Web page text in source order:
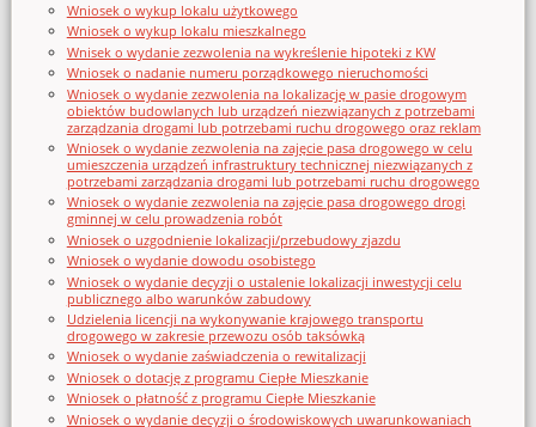
Wniosek o wykup lokalu użytkowego
Wniosek o wykup lokalu mieszkalnego
Wnisek o wydanie zezwolenia na wykreślenie hipoteki z KW
Wniosek o nadanie numeru porządkowego nieruchomości
Wniosek o wydanie zezwolenia na lokalizację w pasie drogowym
obiektów budowlanych lub urządzeń niezwiązanych z potrzebami
zarządzania drogami lub potrzebami ruchu drogowego oraz reklam
Wniosek o wydanie zezwolenia na zajęcie pasa drogowego w celu
umieszczenia urządzeń infrastruktury technicznej niezwiązanych z
potrzebami zarządzania drogami lub potrzebami ruchu drogowego
Wniosek o wydanie zezwolenia na zajęcie pasa drogowego drogi
gminnej w celu prowadzenia robót
Wniosek o uzgodnienie lokalizacji/przebudowy zjazdu
Wniosek o wydanie dowodu osobistego
Wniosek o wydanie decyzji o ustalenie lokalizacji inwestycji celu
publicznego albo warunków zabudowy
Udzielenia licencji na wykonywanie krajowego transportu
drogowego w zakresie przewozu osób taksówką
Wniosek o wydanie zaświadczenia o rewitalizacji
Wniosek o dotację z programu Ciepłe Mieszkanie
Wniosek o płatność z programu Ciepłe Mieszkanie
Wniosek o wydanie decyzji o środowiskowych uwarunkowaniach